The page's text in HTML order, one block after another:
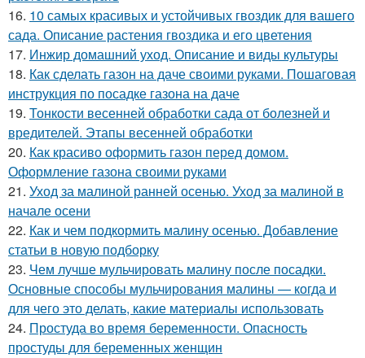
16. 10 самых красивых и устойчивых гвоздик для вашего
сада. Описание растения гвоздика и его цветения
17. Инжир домашний уход. Описание и виды культуры
18. Как сделать газон на даче своими руками. Пошаговая
инструкция по посадке газона на даче
19. Тонкости весенней обработки сада от болезней и
вредителей. Этапы весенней обработки
20. Как красиво оформить газон перед домом.
Оформление газона своими руками
21. Уход за малиной ранней осенью. Уход за малиной в
начале осени
22. Как и чем подкормить малину осенью. Добавление
статьи в новую подборку
23. Чем лучше мульчировать малину после посадки.
Основные способы мульчирования малины — когда и
для чего это делать, какие материалы использовать
24. Простуда во время беременности. Опасность
простуды для беременных женщин